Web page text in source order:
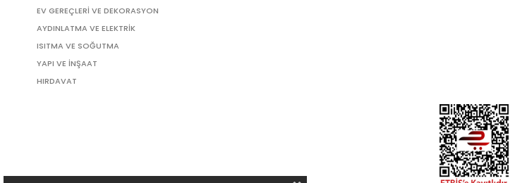
EV GEREÇLERİ VE DEKORASYON
AYDINLATMA VE ELEKTRİK
ISITMA VE SOĞUTMA
YAPI VE İNŞAAT
HIRDAVAT